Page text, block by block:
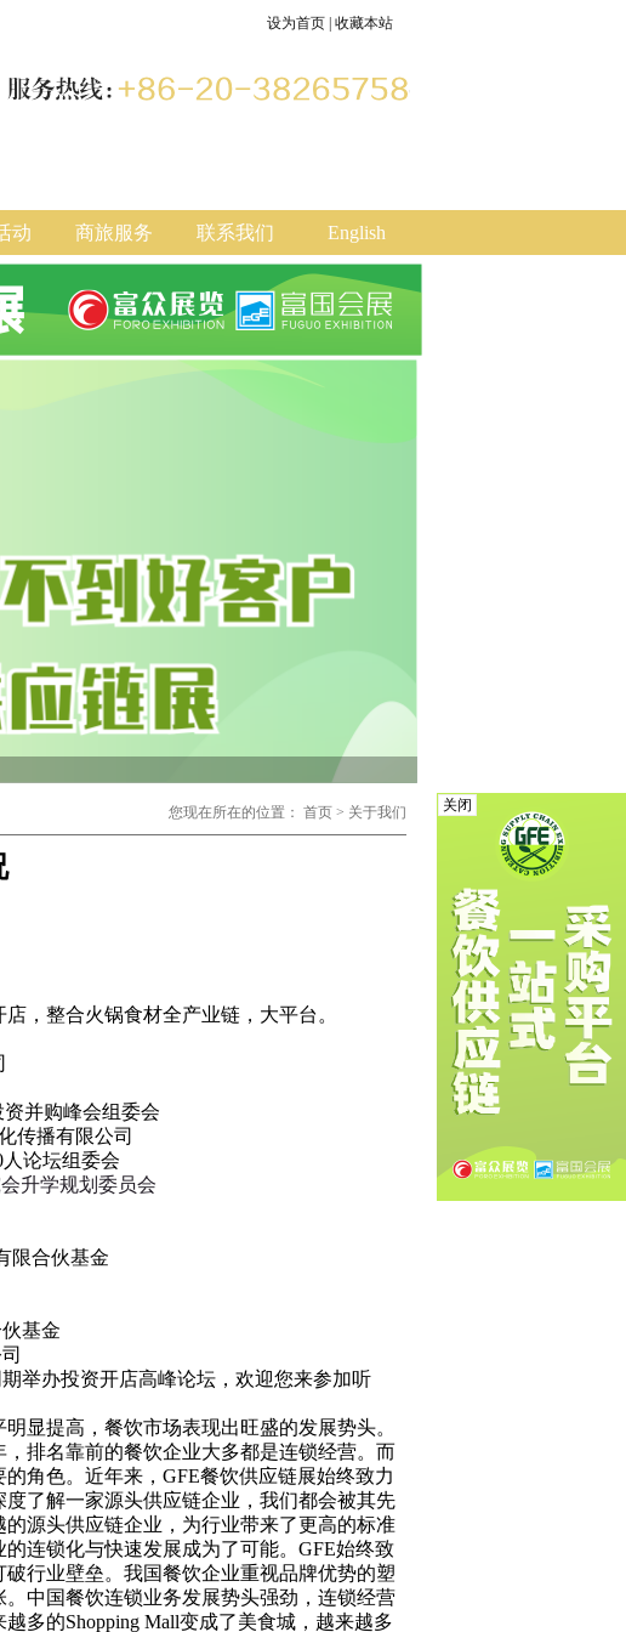
设为首页 收藏本站
动 商旅服务 联系我们 English
您现在所在的位置： 首页 > 关于我们
，整合火锅食材全产业链，大平台。
限公司
购峰会组委会
传播有限公司
坛组委会
升学规划委员会
限合伙基金
金
举办投资开店高峰论坛，欢迎您来参加听
高，餐饮市场表现出旺盛的发展势头。
排名靠前的餐饮企业大多都是连锁经营。而
角色。近年来，GFE餐饮供应链展始终致力
了解一家源头供应链企业，我们都会被其先
源头供应链企业，为行业带来了更高的标准
连锁化与快速发展成为了可能。GFE始终致
行业壁垒。我国餐饮企业重视品牌优势的塑
中国餐饮连锁业务发展势头强劲，连锁经营
多的Shopping Mall变成了美食城，越来越多
关闭